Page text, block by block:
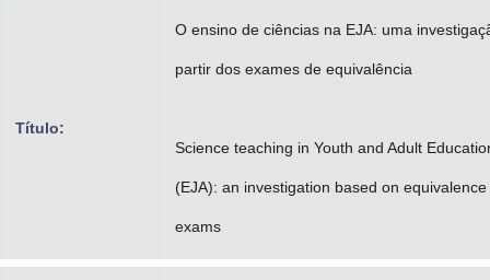
Título:
O ensino de ciências na EJA: uma
partir dos exames de equivalência
Science teaching in Youth and Adult
(EJA): an investigation based on equivalence
exams